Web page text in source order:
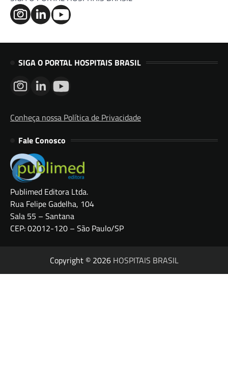
SIGA O PORTAL HOSPITAIS BRASIL
Conheça nossa Política de Privacidade
Fale Conosco
Publimed Editora Ltda.
Rua Felipe Gadelha, 104
Sala 55 – Santana
CEP: 02012-120 – São Paulo/SP
Copyright © 2026 HOSPITAIS BRASIL